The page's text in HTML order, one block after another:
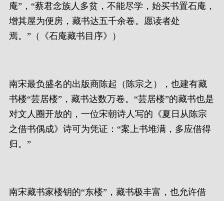
庵”，“蔡君念族人多贫，不能尽学，始买书置石庵，
增其屋为便房，藏书达五千余卷。愿读者处
焉。”（《石庵藏书目序》）
南宋最负盛名的出版商陈起（陈宗之），也建有藏
书楼“芸居楼”，藏书达数万卷。“芸居楼”的藏书也是
对文人圈开放的，一位宋朝诗人写的《夏日从陈宗
之借书偶成》诗可为凭证：“案上书堆满，多应借得
归。”
南宋藏书家楼钥的“东楼”，藏书极丰富，也允许借